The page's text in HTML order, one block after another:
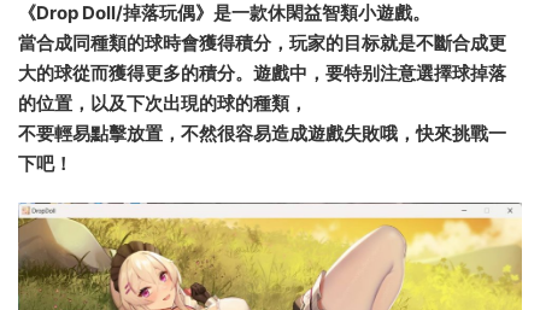
《Drop Doll/掉落玩偶》是一款休閑益智類小遊戲。
當合成同種類的球時會獲得積分，玩家的目标就是不斷合成更
大的球從而獲得更多的積分。遊戲中，要特别注意選擇球掉落
的位置，以及下次出現的球的種類，
不要輕易點擊放置，不然很容易造成遊戲失敗哦，快來挑戰一
下吧！